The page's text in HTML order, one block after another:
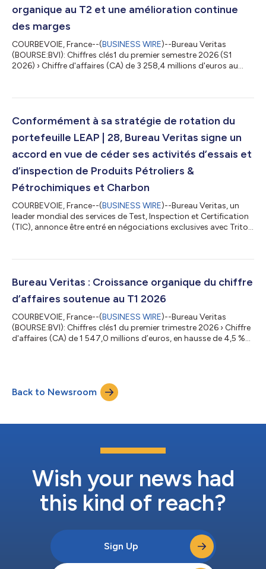
organique au T2 et une amélioration continue
des marges
COURBEVOIE, France--(BUSINESS WIRE)--Bureau Veritas
(BOURSE:BVI): Chiffres clés1 du premier semestre 2026 (S1
2026) › Chiffre d'affaires (CA) de 3 258,4 millions d'euros au
une amélioration séquentielle au deuxième trimestre 2026 à 5,5
506,5 millions d'euros, en hausse de 3,1 % par rapport aux 491,5
Conformément à sa stratégie de rotation du
portefeuille LEAP | 28, Bureau Veritas signe un
accord en vue de céder ses activités d’essais et
d’inspection de Produits Pétroliers &
Pétrochimiques et Charbon
COURBEVOIE, France--(BUSINESS WIRE)--Bureau Veritas, un
leader mondial des services de Test, Inspection et Certification
(TIC), annonce être entré en négociations exclusives avec Triton
Charbon. Cette cession stratégique s’inscrit pleinement dans la
porterait sur les activités d’essais et d’inspection de Produits
Bureau Veritas : Croissance organique du chiffre
d’affaires soutenue au T1 2026
COURBEVOIE, France--(BUSINESS WIRE)--Bureau Veritas
(BOURSE:BVI): Chiffres clés1 du premier trimestre 2026 › Chiffre
d'affaires (CA) de 1 547,0 millions d’euros, en hausse de 4,5 %
Infrastructures + 7,3 % ; croissance modérée de + 4,3 % pour
l’activité Biens de consommation, de + 2,3 % pour l’activité
Back to Newsroom
Wish your news had
this kind of reach?
Sign Up